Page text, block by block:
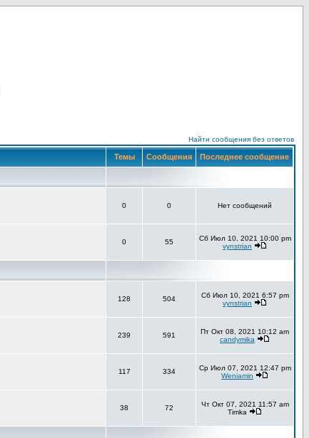
Найти сообщения без ответов
Темы Сообщения Последнее сообщение
0 0 Нет сообщений
0 55
Сб Июл 10, 2021 10:00 pm
vynstrian
128 504
Сб Июл 10, 2021 6:57 pm
vynstrian
239 591
Пт Окт 08, 2021 10:12 am
candymika
117 334
Ср Июл 07, 2021 12:47 pm
Weniamin
38 72
Чт Окт 07, 2021 11:57 am
Timka